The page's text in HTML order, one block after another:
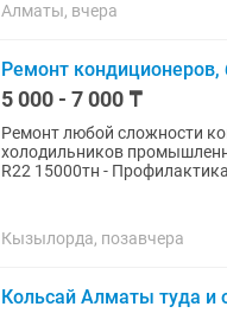
Алматы, вчера
Ремонт
5 000 - 7 000 ₸
Ремонт любой сложности
холодильников промышленных ремонт
R22 15000тн -
Кызылорда, позавчера
Кольсай Алматы туда и